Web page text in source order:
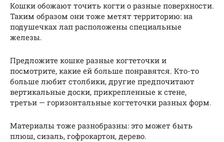
Кошки обожают точить когти о разные поверхности.
Таким образом они тоже метят территорию: на
подушечках лап расположены специальные
железы.
Предложите кошке разные когтеточки и
посмотрите, какие ей больше понравятся. Кто-то
больше любит столбики, другие предпочитают
вертикальные доски, прикрепленные к стене,
третьи — горизонтальные когтеточки разных форм.
Материалы тоже разнобразны: это может быть
плюш, сизаль, гофрокартон, дерево.